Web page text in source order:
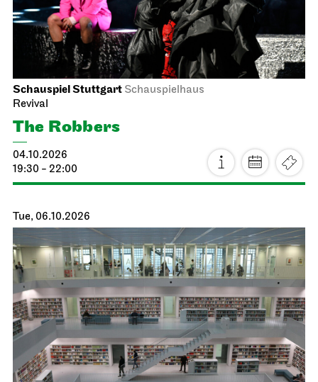
Staatstheater Stuttgart
Costume sale
10.10.2026
10:00 - 14:00